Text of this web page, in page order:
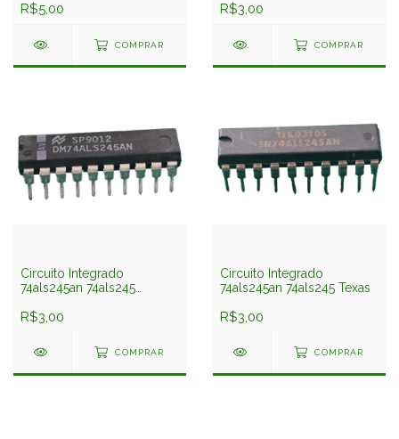
R$5,00
COMPRAR
R$3,00
COMPRAR
Circuito Integrado
74als245an 74als245
R$3,00
COMPRAR
Circuito Integrado
74als245an 74als245 Texas
R$3,00
COMPRAR